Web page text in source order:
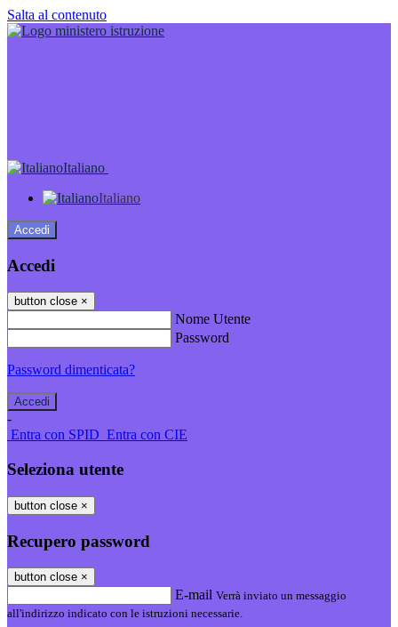
Salta al contenuto
Italiano
Italiano
Accedi
Accedi
button close ×
Nome Utente
Password
Password dimenticata?
-
Entra con SPID Entra con CIE
Seleziona utente
button close ×
Recupero password
button close ×
E-mail Verrà inviato un messaggio
all'indirizzo indicato con le istruzioni necessarie.